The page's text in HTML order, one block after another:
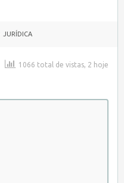
JURÍDICA
1066 total de vistas, 2 hoje